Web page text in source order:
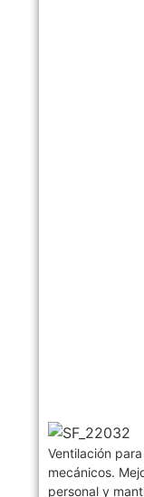
Ventilación
mecánicos.
personal y